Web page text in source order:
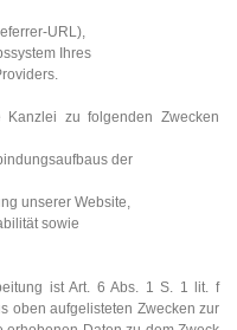
URL),
Ihres
zu folgenden Zwecken
der
unserer Website,
sowie
ist Art. 6 Abs. 1 S. 1 lit. f
oben aufgelisteten Zwecken zur